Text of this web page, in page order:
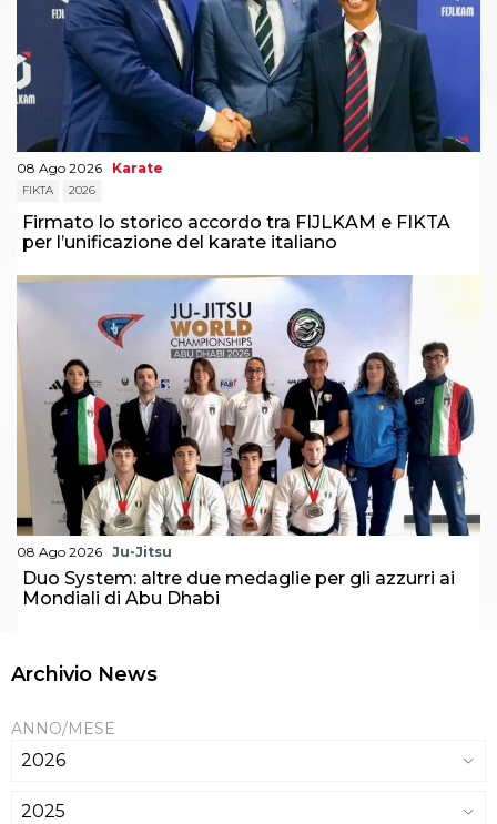
08 Ago 2026 Karate
FIKTA 2026
Firmato lo storico accordo tra FIJLKAM e FIKTA
per l’unificazione del karate italiano
08 Ago 2026 Ju-Jitsu
Duo System: altre due medaglie per gli azzurri ai
Mondiali di Abu Dhabi
Archivio News
ANNO/MESE
2026
2025